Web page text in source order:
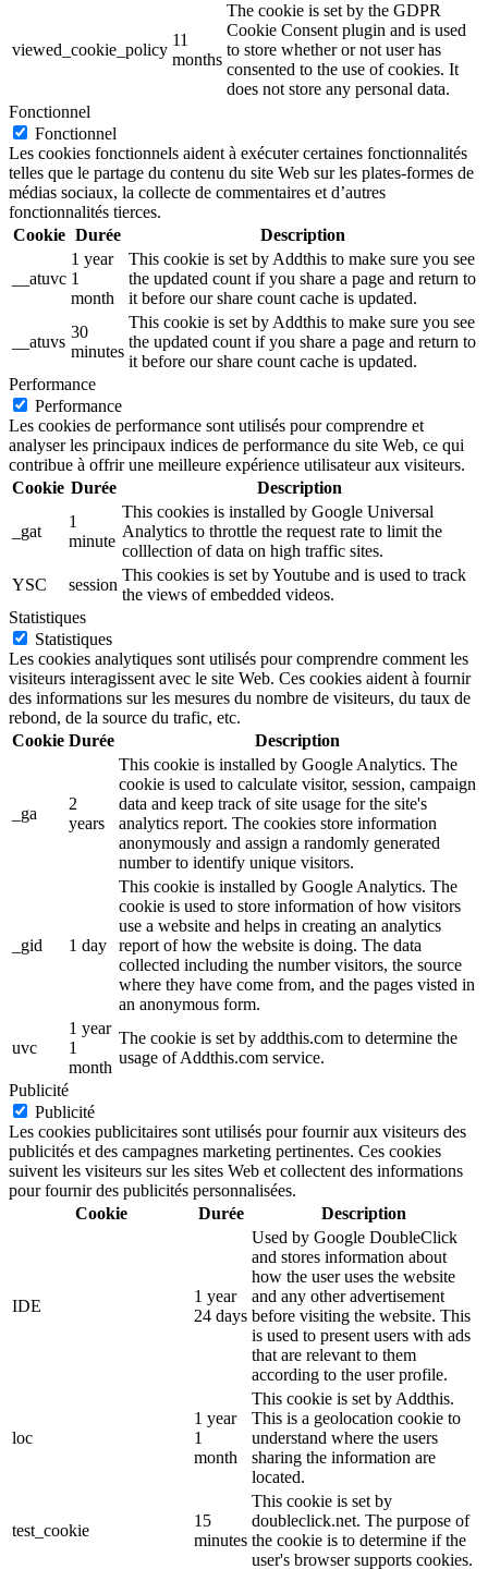
viewed_cookie_policy
11
months
The cookie is set by the GDPR
Cookie Consent plugin and is used
to store whether or not user has
consented to the use of cookies. It
does not store any personal data.
Fonctionnel
Fonctionnel
Les cookies fonctionnels aident à exécuter certaines fonctionnalités
telles que le partage du contenu du site Web sur les plates-formes de
médias sociaux, la collecte de commentaires et d’autres
fonctionnalités tierces.
Cookie Durée Description
__atuvc
1 year
1
month
This cookie is set by Addthis to make sure you see
the updated count if you share a page and return to
it before our share count cache is updated.
__atuvs
30
minutes
This cookie is set by Addthis to make sure you see
the updated count if you share a page and return to
it before our share count cache is updated.
Performance
Performance
Les cookies de performance sont utilisés pour comprendre et
analyser les principaux indices de performance du site Web, ce qui
contribue à offrir une meilleure expérience utilisateur aux visiteurs.
Cookie Durée Description
_gat
1
minute
This cookies is installed by Google Universal
Analytics to throttle the request rate to limit the
colllection of data on high traffic sites.
YSC
session
This cookies is set by Youtube and is used to track
the views of embedded videos.
Statistiques
Statistiques
Les cookies analytiques sont utilisés pour comprendre comment les
visiteurs interagissent avec le site Web. Ces cookies aident à fournir
des informations sur les mesures du nombre de visiteurs, du taux de
rebond, de la source du trafic, etc.
Cookie Durée Description
_ga
2
years
This cookie is installed by Google Analytics. The
cookie is used to calculate visitor, session, campaign
data and keep track of site usage for the site's
analytics report. The cookies store information
anonymously and assign a randomly generated
number to identify unique visitors.
_gid 1 day
This cookie is installed by Google Analytics. The
cookie is used to store information of how visitors
use a website and helps in creating an analytics
report of how the website is doing. The data
collected including the number visitors, the source
where they have come from, and the pages visted in
an anonymous form.
uvc
1 year
1
month
The cookie is set by addthis.com to determine the
usage of Addthis.com service.
Publicité
Publicité
Les cookies publicitaires sont utilisés pour fournir aux visiteurs des
publicités et des campagnes marketing pertinentes. Ces cookies
suivent les visiteurs sur les sites Web et collectent des informations
pour fournir des publicités personnalisées.
Cookie
Durée Description
IDE
1 year
24 days
Used by Google DoubleClick
and stores information about
how the user uses the website
and any other advertisement
before visiting the website. This
is used to present users with ads
that are relevant to them
according to the user profile.
loc
1 year
1
month
This cookie is set by Addthis.
This is a geolocation cookie to
understand where the users
sharing the information are
located.
test_cookie
15
minutes
This cookie is set by
doubleclick.net. The purpose of
the cookie is to determine if the
user's browser supports cookies.